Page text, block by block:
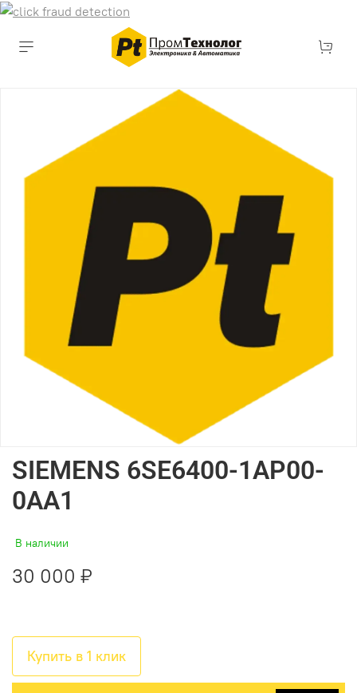
SIEMENS 6SE6400-1AP00-
0AA1
В наличии
30 000 ₽
Купить в 1 клик